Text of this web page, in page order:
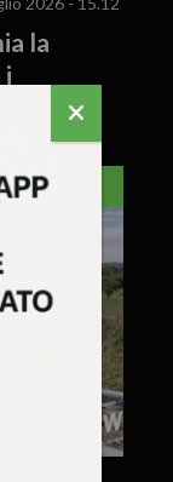
la
i
TRISSINO